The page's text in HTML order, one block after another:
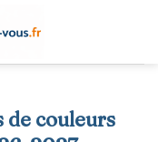
de couleurs